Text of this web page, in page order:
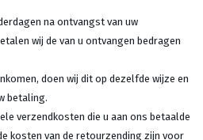
na ontvangst van uw
wij de van u ontvangen bedragen
doen wij dit op dezelfde wijze en
betaling.
verzendkosten die u aan ons betaalde
kosten van de retourzending zijn voor